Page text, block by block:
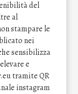
del
al
stampare le
nei
sensibilizza
e
tramite QR
instagram